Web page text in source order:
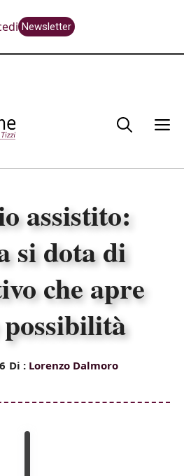
Newsletter
assistito:
si dota di
che apre
Di : Lorenzo Dalmoro